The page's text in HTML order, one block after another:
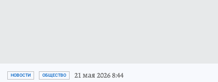
НОВОСТИ ОБЩЕСТВО 21 мая 2026 8:44